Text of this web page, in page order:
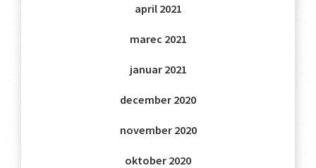
april 2021
marec 2021
januar 2021
december 2020
november 2020
oktober 2020